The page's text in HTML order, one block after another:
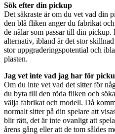
Sök efter din pickup
Det säkraste är om du vet vad din
den blå fliken anger du fabrikat
de nålar som passar till din
alternativ, ibland är det stor
stor uppgraderingspotential och
plasten.
Jag vet inte vad jag har för
Om du inte vet vad det sitter för
du byta till den röda fliken och
välja fabrikat och modell. Då
normalt sitter på din spelare att
blir rätt, det är inte ovanligt att
årens gång eller att de tom såldes